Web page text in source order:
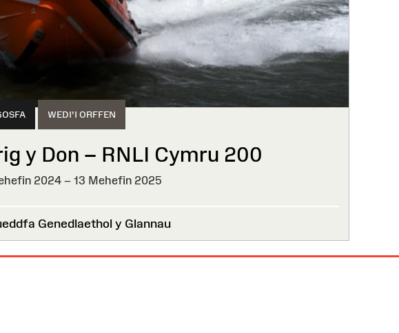
WEDI'I ORFFEN
y Don – RNLI Cymru 200
2024 – 13 Mehefin 2025
Genedlaethol y Glannau